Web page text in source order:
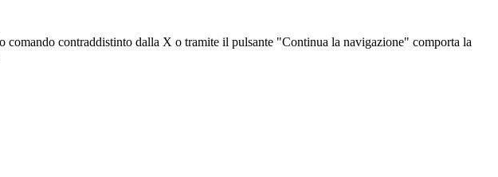
contraddistinto dalla X o tramite il pulsante "Continua la navigazione" comporta la